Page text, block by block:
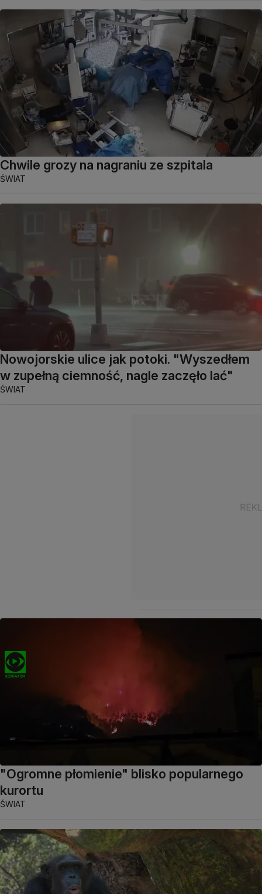
Chwile grozy na nagraniu ze szpitala
ŚWIAT
Nowojorskie ulice jak potoki. "Wyszedłem
w zupełną ciemność, nagle zaczęło lać"
ŚWIAT
"Ogromne płomienie" blisko popularnego
kurortu
ŚWIAT